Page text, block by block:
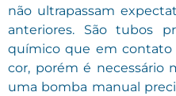
não ultrapassam
anteriores. São tubos
químico que em
cor, porém é necessário
uma bomba manual